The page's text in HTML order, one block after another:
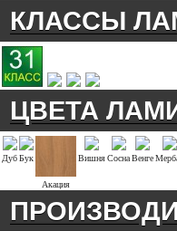
КЛАССЫ
ЦВЕТА
ДубБук
Акация
ВишняСоснаВенге